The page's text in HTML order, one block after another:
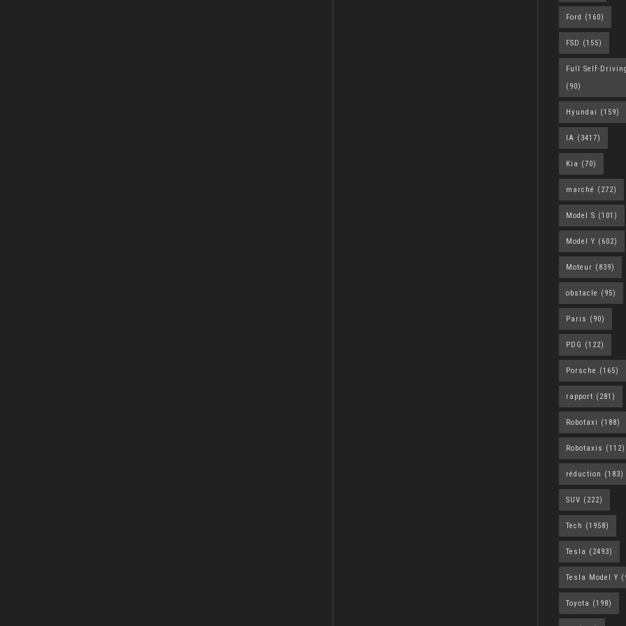
Ford (160)
FSD (155)
Full Self-
(90)
Hyundai (159)
IA (3417)
Kia (70)
marché (272)
Model S (101)
Model Y (602)
Moteur (839)
obstacle (95)
Paris (90)
PDG (122)
Porsche (165)
rapport (281)
Robotaxi (188)
Robotaxis (112)
réduction (183)
SUV (222)
Tech (1958)
Tesla (2493)
Tesla Model Y
Toyota (198)